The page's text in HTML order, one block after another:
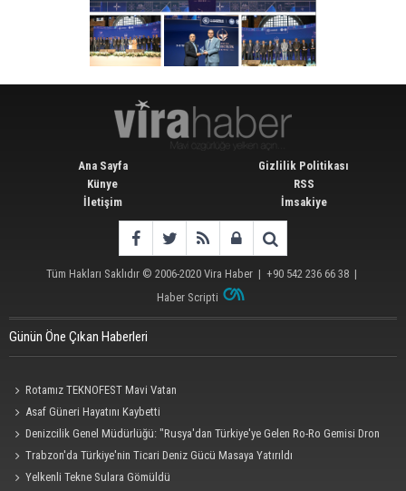
Ana Sayfa
Künye
İletişim
Gizlilik Politikası
RSS
İmsakiye
Tüm Hakları Saklıdır © 2006-2020 Vira Haber | +90 542 236 66 38 |
Haber Scripti
Günün Öne Çıkan Haberleri
Rotamız TEKNOFEST Mavi Vatan
Asaf Güneri Hayatını Kaybetti
Denizcilik Genel Müdürlüğü: "Rusya'dan Türkiye'ye Gelen Ro-Ro Gemisi Dron
Saldırısına Uğradı"
Trabzon'da Türkiye'nin Ticari Deniz Gücü Masaya Yatırıldı
Yelkenli Tekne Sulara Gömüldü